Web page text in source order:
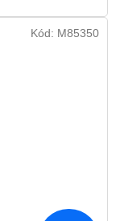
Kód: M85350